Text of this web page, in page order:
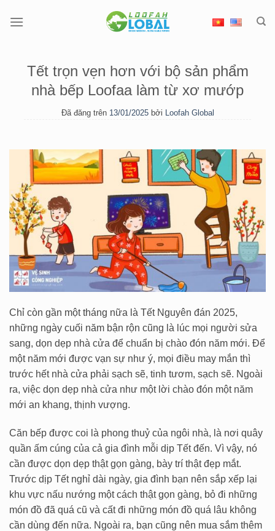
đến
Tết trọn vẹn hơn với bộ sản phẩm
nhà bếp Loofaa làm từ xơ mướp
Đã đăng trên 13/01/2025 bởi Loofah Global
Chỉ còn gần một tháng nữa là Tết Nguyên đán 2025,
những ngày cuối năm bận rộn cũng là lúc mọi người sửa
sang, dọn dẹp nhà cửa để chuẩn bị chào đón năm mới. Để
một năm mới được vạn sự như ý, mọi điều may mắn thì
trước hết nhà cửa phải sạch sẽ, tinh tươm, sạch sẽ. Ngoài
ra, việc dọn dẹp nhà cửa như một lời chào đón một năm
mới an khang, thịnh vượng.
Căn bếp được coi là phong thuỷ của ngôi nhà, là nơi quây
quần ấm cúng của cả gia đình mỗi dịp Tết đến. Vì vậy, nó
cần được dọn dẹp thật gọn gàng, bày trí thật đẹp mắt.
Trước dịp Tết nghỉ dài ngày, gia đình bạn nên sắp xếp lại
khu vực nấu nướng một cách thật gọn gàng, bỏ đi những
món đồ đã quá cũ và cất đi những món đồ quá lâu không
cần dùng đến nữa. Ngoài ra, bạn cũng nên mua sắm thêm